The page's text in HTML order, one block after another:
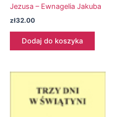
Jezusa – Ewnagelia Jakuba
zł32.00
Dodaj do koszyka